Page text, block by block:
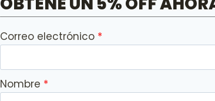
Correo electrónico
Nombre